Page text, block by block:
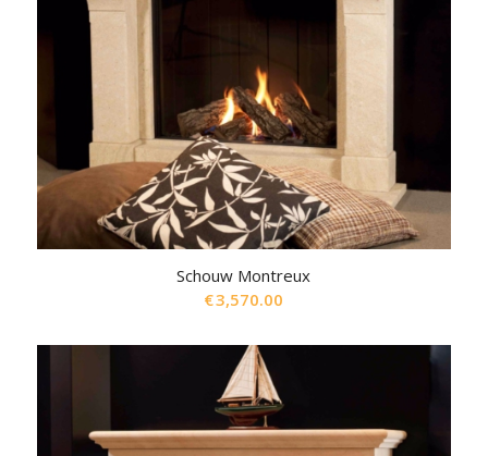
Schouw Montreux
€3,570.00